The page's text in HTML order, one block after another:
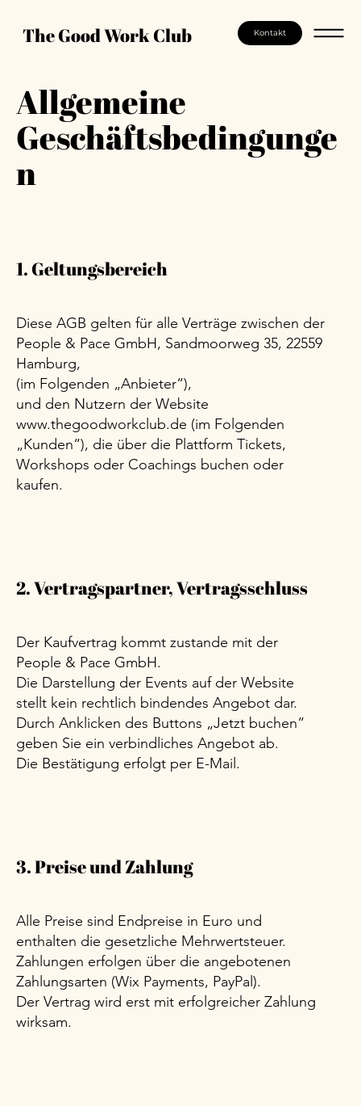
The Good Work Club Kontakt
Allgemeine
Geschäftsbedingunge
n
1. Geltungsbereich
Diese AGB gelten für alle Verträge zwischen der
People & Pace GmbH, Sandmoorweg 35, 22559
Hamburg,
(im Folgenden „Anbieter“),
und den Nutzern der Website
www.thegoodworkclub.de (im Folgenden
„Kunden“), die über die Plattform Tickets,
Workshops oder Coachings buchen oder
kaufen.
2. Vertragspartner, Vertragsschluss
Der Kaufvertrag kommt zustande mit der
People & Pace GmbH.
Die Darstellung der Events auf der Website
stellt kein rechtlich bindendes Angebot dar.
Durch Anklicken des Buttons „Jetzt buchen“
geben Sie ein verbindliches Angebot ab.
Die Bestätigung erfolgt per E-Mail.
3. Preise und Zahlung
Alle Preise sind Endpreise in Euro und
enthalten die gesetzliche Mehrwertsteuer.
Zahlungen erfolgen über die angebotenen
Zahlungsarten (Wix Payments, PayPal).
Der Vertrag wird erst mit erfolgreicher Zahlung
wirksam.